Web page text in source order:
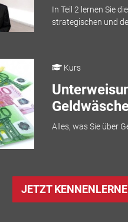
In Teil 2 lernen Sie
strategischen und
Kurs
Alles, was Sie über
JETZT